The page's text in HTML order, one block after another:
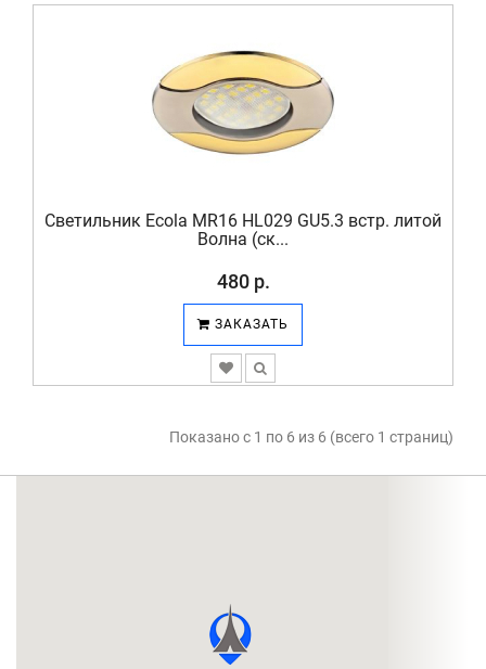
Светильник Ecola MR16 HL029 GU5.3 встр. литой
Волна (ск...
480 р.
ЗАКАЗАТЬ
Показано с 1 по 6 из 6 (всего 1 страниц)